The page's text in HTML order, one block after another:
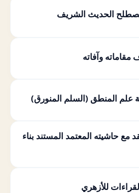
الحديث الشريف
وآفاته
علم المنطق (السلم المنورق)
مع حاشيته المعتمد المستند بناء
للأزهري